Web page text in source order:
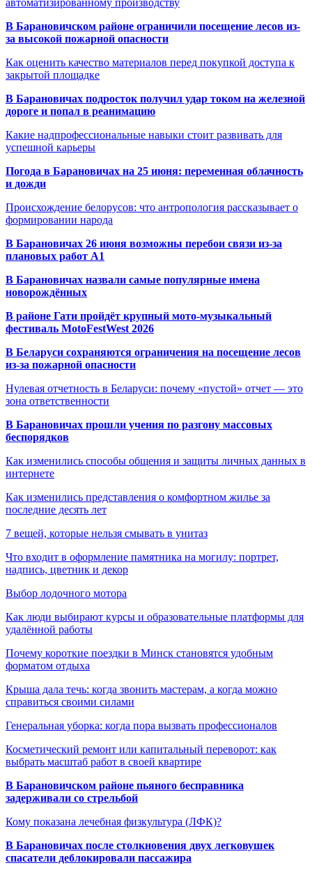
В Барановичском районе ограничили посещение лесов из-
за высокой пожарной опасности
Как оценить качество материалов перед покупкой доступа к
закрытой площадке
В Барановичах подросток получил удар током на железной
дороге и попал в реанимацию
Какие надпрофессиональные навыки стоит развивать для
успешной карьеры
Погода в Барановичах на 25 июня: переменная облачность
и дожди
Происхождение белорусов: что антропология рассказывает о
формировании народа
В Барановичах 26 июня возможны перебои связи из-за
плановых работ A1
В Барановичах назвали самые популярные имена
новорождённых
В районе Гати пройдёт крупный мото-музыкальный
фестиваль MotoFestWest 2026
В Беларуси сохраняются ограничения на посещение лесов
из-за пожарной опасности
Нулевая отчетность в Беларуси: почему «пустой» отчет — это
зона ответственности
В Барановичах прошли учения по разгону массовых
беспорядков
Как изменились способы общения и защиты личных данных в
интернете
Как изменились представления о комфортном жилье за
последние десять лет
7 вещей, которые нельзя смывать в унитаз
Что входит в оформление памятника на могилу: портрет,
надпись, цветник и декор
Выбор лодочного мотора
Как люди выбирают курсы и образовательные платформы для
удалённой работы
Почему короткие поездки в Минск становятся удобным
форматом отдыха
Крыша дала течь: когда звонить мастерам, а когда можно
справиться своими силами
Генеральная уборка: когда пора вызвать профессионалов
Косметический ремонт или капитальный переворот: как
выбрать масштаб работ в своей квартире
В Барановичском районе пьяного бесправника
задерживали со стрельбой
Кому показана лечебная физкультура (ЛФК)?
В Барановичах после столкновения двух легковушек
спасатели деблокировали пассажира